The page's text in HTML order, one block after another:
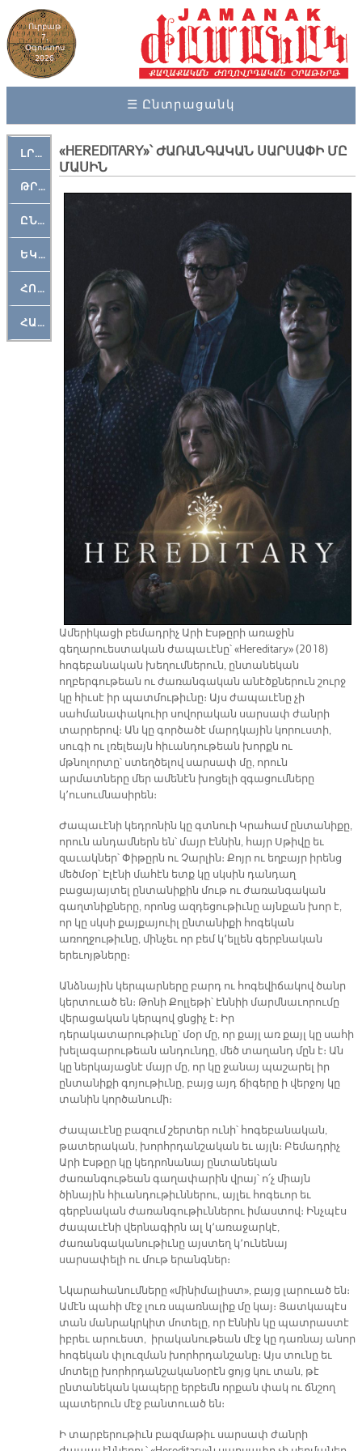
Ուրբաթ
7,
Օգոստոս
2026
☰ Ընտրացանկ
ԼՐԱՀՈՍ
ԹՐՔԱՀԱՅ ԿԵԱՆՔ
ԸՆԿԵՐԱՄՇԱԿՈՒԹԱՅԻՆ
ԵԿԵՂԵՑԱԿԱՆ
ՀՈԳԵՄՏԱՒՈՐ
ՀԱՐԹԱԿ
«HEREDITARY»՝ ԺԱՌԱՆԳԱԿԱՆ ՍԱՐՍԱՓԻ ՄԸ
ՄԱՍԻՆ
Ամերիկացի բեմադրիչ Արի Էսթըրի առաջին
գեղարուեստական ժապաւէնը՝ «Hereditary» (2018)
հոգեբանական խեղումներուն, ընտանեկան
ողբերգութեան ու ժառանգական անէծքներուն շուրջ
կը հիւսէ իր պատմութիւնը։ Այս ժապաւէնը չի
սահմանափակուիր սովորական սարսափ ժանրի
տարրերով։ Ան կը գործածէ մարդկային կորուստի,
սուգի ու լռելեայն հիւանդութեան խորքն ու
մթնոլորտը՝ ստեղծելով սարսափ մը, որուն
արմատները մեր ամենէն խոցելի զգացումները
կ՚ուսումնասիրեն։
Ժապաւէնի կեդրոնին կը գտնուի Կրահամ ընտանիքը,
որուն անդամներն են՝ մայր Էննին, հայր Սթիվը եւ
զաւակներ՝ Փիթըրն ու Չարլին։ Քոյր ու եղբայր իրենց
մեծմօր՝ Էլէնի մահէն ետք կը սկսին դանդաղ
բացայայտել ընտանիքին մութ ու ժառանգական
գաղտնիքները, որոնց ազդեցութիւնը այնքան խոր է,
որ կը սկսի քայքայուիլ ընտանիքի հոգեկան
առողջութիւնը, մինչեւ որ բեմ կ՚ելլեն գերբնական
երեւոյթները։
Անձնային կերպարները բարդ ու հոգեվիճակով ծանր
կերտուած են։ Թոնի Քոլլեթի՝ Էննիի մարմնաւորումը
վերացական կերպով ցնցիչ է։ Իր
դերակատարութիւնը՝ մօր մը, որ քայլ առ քայլ կը սահի
խելագարութեան անդունդը, մեծ տաղանդ մըն է։ Ան
կը ներկայացնէ մայր մը, որ կը ջանայ պաշարել իր
ընտանիքի գոյութիւնը, բայց այդ ճիգերը ի վերջոյ կը
տանին կործանումի։
Ժապաւէնը բազում շերտեր ունի՝ հոգեբանական,
թատերական, խորհրդանշական եւ այլն։ Բեմադրիչ
Արի Էսթըր կը կեդրոնանայ ընտանեկան
ժառանգութեան գաղափարին վրայ՝ ո՛չ միայն
ծինային հիւանդութիւններու, այլեւ հոգեւոր եւ
գերբնական ժառանգութիւններու իմաստով։ Ինչպէս
ժապաւէնի վերնագիրն ալ կ՚առաջարկէ,
ժառանգականութիւնը այստեղ կ՚ունենայ
սարսափելի ու մութ երանգներ։
Նկարահանումները «մինիմալիստ», բայց լարուած են։
Ամէն պահի մէջ լուռ սպառնալիք մը կայ։ Յատկապէս
տան մանրակրկիտ մոտելը, որ Էննին կը պատրաստէ
իբրեւ արուեստ, իրականութեան մէջ կը դառնայ անոր
հոգեկան փլուզման խորհրդանշանը։ Այս տունը եւ
մոտելը խորհրդանշականօրէն ցոյց կու տան, թէ
ընտանեկան կապերը երբեմն որքան փակ ու ճնշող
պատերուն մէջ բանտուած են։
Ի տարբերութիւն բազմաթիւ սարսափ ժանրի